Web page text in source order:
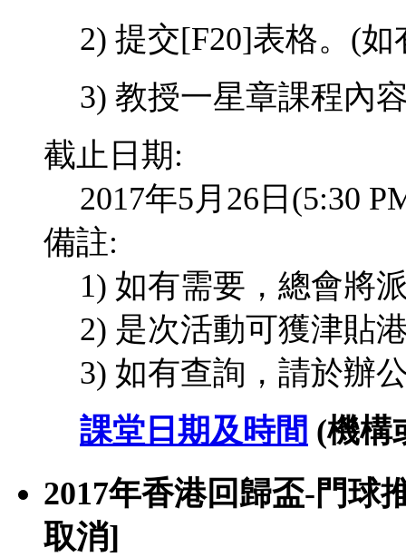
2) 提交[F20]表格。 (如
3) 教授一星章課程內
截止日期:
2017年5月26日(5:30
備註:
1) 如有需要，總會將
2) 是次活動可獲津貼
3) 如有查詢，請於辦
課堂日期及時間 (機構
2017年香港回歸盃-門球
取消]